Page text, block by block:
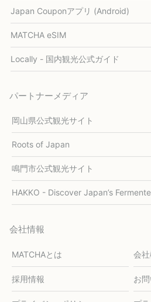
Japan Couponアプリ (Android)
MATCHA eSIM
Locally - 国内観光公式ガイド
パートナーメディア
岡山県公式観光サイト
Roots of Japan
鳴門市公式観光サイト
HAKKO - Discover Japan’s
会社情報
MATCHAとは 会
採用情報 お